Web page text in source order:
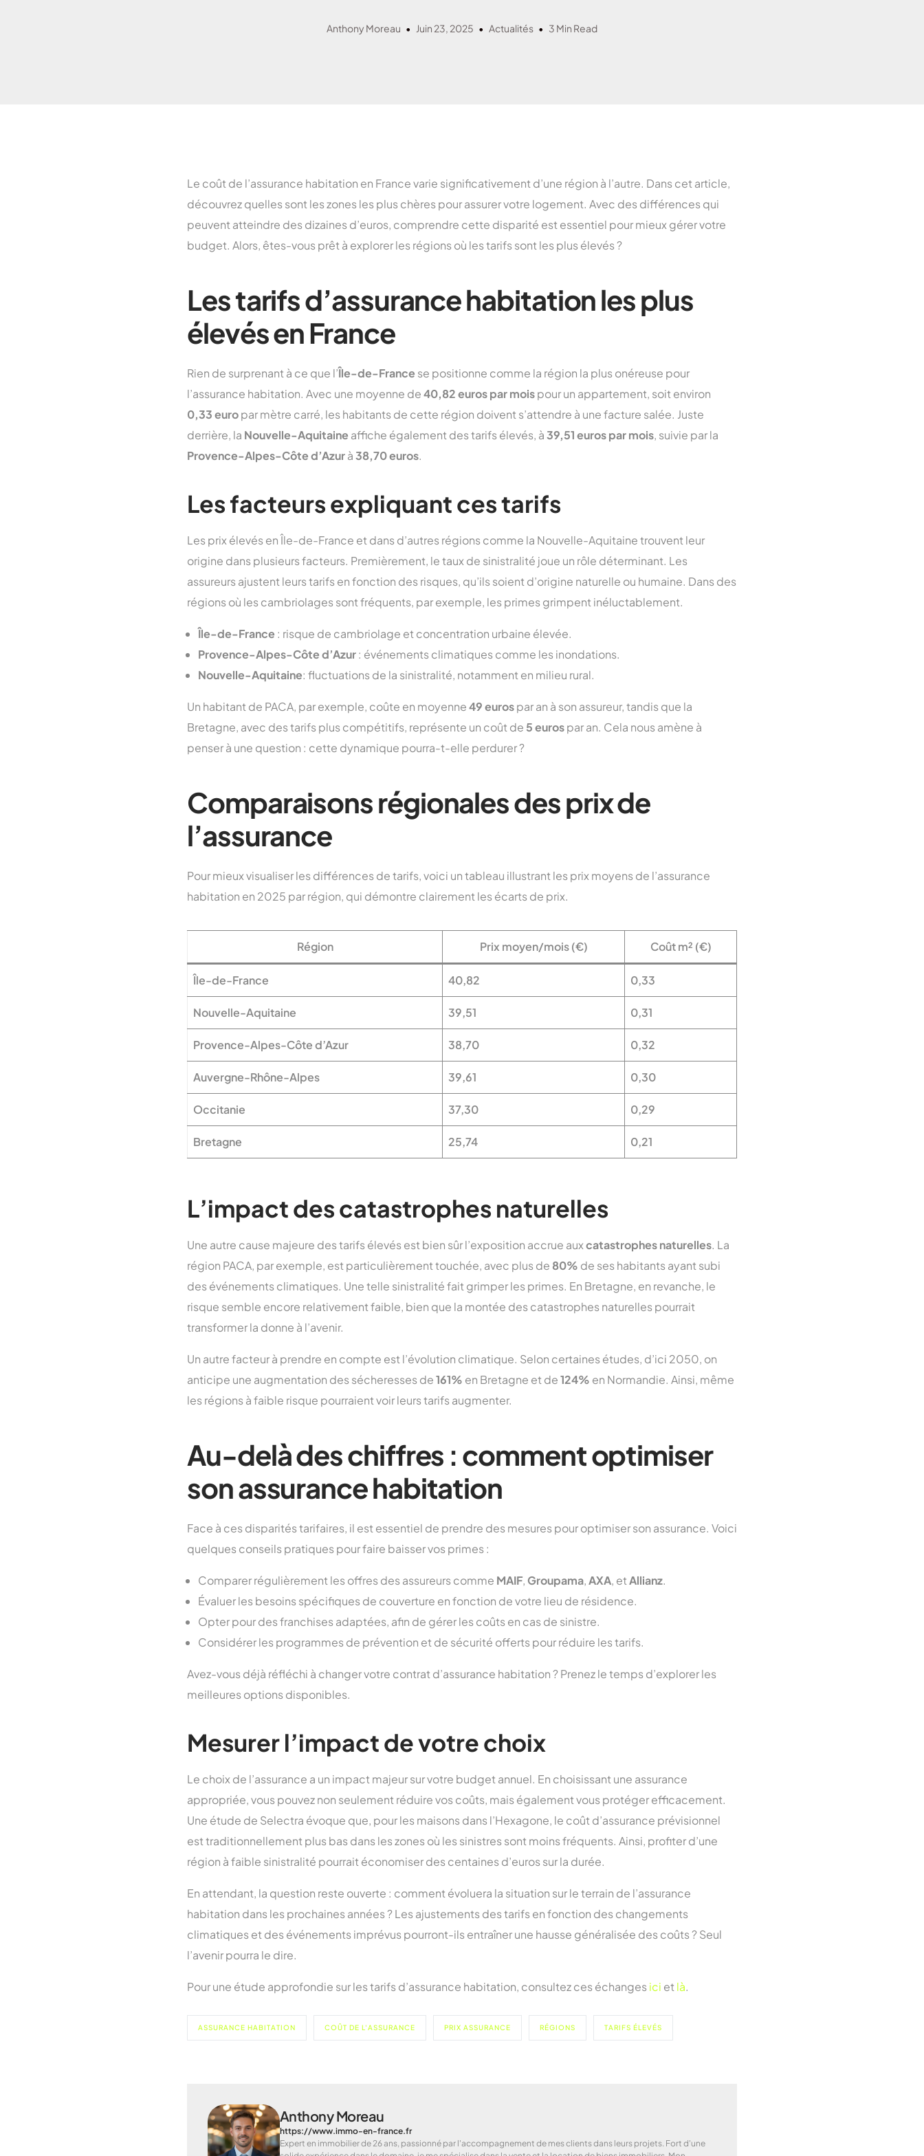
Assurance habitation Marseille
Anthony Moreau Juin 23, 2025 Actualités 3 Min Read
Le coût de l’assurance habitation en France varie significativement d’une région à l’autre. Dans cet article,
découvrez quelles sont les zones les plus chères pour assurer votre logement. Avec des différences qui
peuvent atteindre des dizaines d’euros, comprendre cette disparité est essentiel pour mieux gérer votre
budget. Alors, êtes-vous prêt à explorer les régions où les tarifs sont les plus élevés ?
Les tarifs d’assurance habitation les plus
élevés en France
Rien de surprenant à ce que l’Île-de-France se positionne comme la région la plus onéreuse pour
l’assurance habitation. Avec une moyenne de40,82 euros par moispour un appartement, soit environ
0,33 europar mètre carré, les habitants de cette région doivent s’attendre à une facture salée. Juste
derrière, la Nouvelle-Aquitaine affiche également des tarifs élevés, à39,51 euros par mois, suivie par la
Provence-Alpes-Côte d’Azurà38,70 euros.
Les facteurs expliquant ces tarifs
Les prix élevés en Île-de-France et dans d’autres régions comme la Nouvelle-Aquitaine trouvent leur
origine dans plusieurs facteurs. Premièrement, le taux de sinistralité joue un rôle déterminant. Les
assureurs ajustent leurs tarifs en fonction des risques, qu’ils soient d’origine naturelle ou humaine. Dans des
régions où les cambriolages sont fréquents, par exemple, les primes grimpent inéluctablement.
Île-de-France : risque de cambriolage et concentration urbaine élevée.
Provence-Alpes-Côte d’Azur: événements climatiques comme les inondations.
Nouvelle-Aquitaine: fluctuations de la sinistralité, notamment en milieu rural.
Un habitant de PACA, par exemple, coûte en moyenne49 eurospar an à son assureur, tandis que la
Bretagne, avec des tarifs plus compétitifs, représente un coût de 5 eurospar an. Cela nous amène à
penser à une question : cette dynamique pourra-t-elle perdurer ?
Comparaisons régionales des prix de
l’assurance
Pour mieux visualiser les différences de tarifs, voici un tableau illustrant les prix moyens de l’assurance
habitation en 2025 par région, qui démontre clairement les écarts de prix.
Région Prix moyen/mois (€) Coût m² (€)
Île-de-France 40,82 0,33
Nouvelle-Aquitaine 39,51 0,31
Provence-Alpes-Côte d’Azur 38,70 0,32
Auvergne-Rhône-Alpes 39,61 0,30
Occitanie 37,30 0,29
Bretagne 25,74 0,21
L’impact des catastrophes naturelles
Une autre cause majeure des tarifs élevés est bien sûr l’exposition accrue auxcatastrophes naturelles. La
région PACA, par exemple, est particulièrement touchée, avec plus de 80% de ses habitants ayant subi
des événements climatiques. Une telle sinistralité fait grimper les primes. En Bretagne, en revanche, le
risque semble encore relativement faible, bien que la montée des catastrophes naturelles pourrait
transformer la donne à l’avenir.
Un autre facteur à prendre en compte est l’évolution climatique. Selon certaines études, d’ici 2050, on
anticipe une augmentation des sécheresses de161% en Bretagne et de124% en Normandie. Ainsi, même
les régions à faible risque pourraient voir leurs tarifs augmenter.
Au-delà des chiffres : comment optimiser
son assurance habitation
Face à ces disparités tarifaires, il est essentiel de prendre des mesures pour optimiser son assurance. Voici
quelques conseils pratiques pour faire baisser vos primes :
Comparer régulièrement les offres des assureurs comme MAIF, Groupama,AXA, etAllianz.
Évaluer les besoins spécifiques de couverture en fonction de votre lieu de résidence.
Opter pour des franchises adaptées, afin de gérer les coûts en cas de sinistre.
Considérer les programmes de prévention et de sécurité offerts pour réduire les tarifs.
Avez-vous déjà réfléchi à changer votre contrat d’assurance habitation ? Prenez le temps d’explorer les
meilleures options disponibles.
Mesurer l’impact de votre choix
Le choix de l’assurance a un impact majeur sur votre budget annuel. En choisissant une assurance
appropriée, vous pouvez non seulement réduire vos coûts, mais également vous protéger efficacement.
Une étude de Selectra évoque que, pour les maisons dans l’Hexagone, le coût d’assurance prévisionnel
est traditionnellement plus bas dans les zones où les sinistres sont moins fréquents. Ainsi, profiter d’une
région à faible sinistralité pourrait économiser des centaines d’euros sur la durée.
En attendant, la question reste ouverte : comment évoluera la situation sur le terrain de l’assurance
habitation dans les prochaines années ? Les ajustements des tarifs en fonction des changements
climatiques et des événements imprévus pourront-ils entraîner une hausse généralisée des coûts ? Seul
l’avenir pourra le dire.
Pour une étude approfondie sur les tarifs d’assurance habitation, consultez ces échangesici et là.
ASSURANCE HABITATION COÛT DE L'ASSURANCE PRIX ASSURANCE RÉGIONS TARIFS ÉLEVÉS
Anthony Moreau
https://www.immo-en-france.fr
Expert en immobilier de 26 ans, passionné par l'accompagnement de mes clients dans leurs projets. Fort d'une